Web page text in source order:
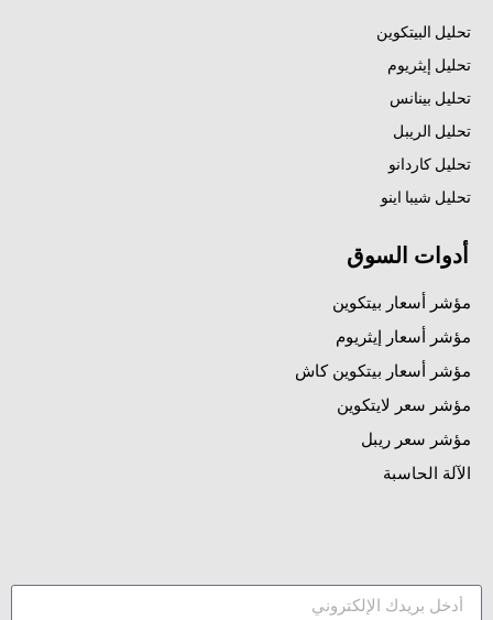
تحليل البيتكوين
تحليل إيثريوم
تحليل بينانس
تحليل الريبل
تحليل كاردانو
تحليل شيبا اينو
أدوات السوق
مؤشر أسعار بيتكوين
مؤشر أسعار إيثريوم
مؤشر أسعار بيتكوين كاش
مؤشر سعر لايتكوين
مؤشر سعر ريبل
الآلة الحاسبة